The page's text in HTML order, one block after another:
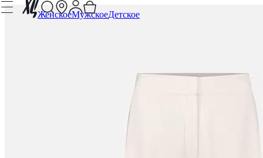
ЖенскоеМужскоеДетское